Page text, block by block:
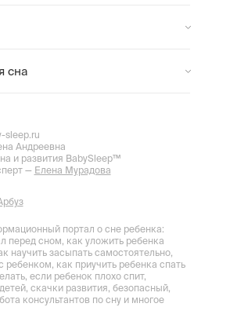
сна
sleep.ru
Андреевна
и развития BabySleep™
— Елена Мурадова
портал о сне ребенка:
перед сном, как уложить ребенка
научить засыпать самостоятельно,
ребенком, как приучить ребенка спать
если ребенок плохо спит,
скачки развития, безопасный,
консультантов по сну и многое